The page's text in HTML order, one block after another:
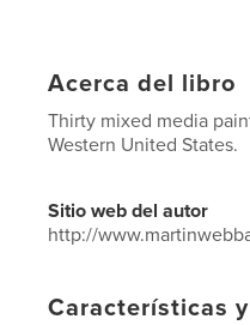
Acerca del libro
Thirty mixed media
Western United States.
Sitio web del autor
http://
Características